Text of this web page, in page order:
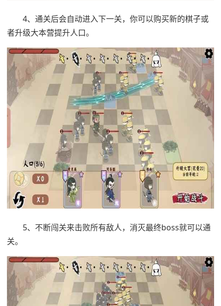
4、通关后会自动进入下一关，你可以购买新的棋子或
者升级大本营提升人口。
5、不断闯关来击败所有敌人，消灭最终boss就可以通
关。